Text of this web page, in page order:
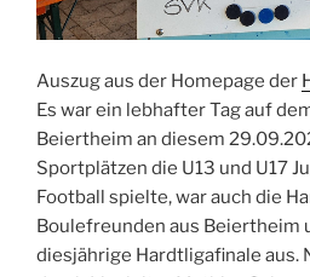
Auszug aus der Homepage der
Es war ein lebhafter Tag auf
Beiertheim an diesem
Sportplätzen die U13 und U17
Football spielte, war auch die
Boulefreunden aus Beiertheim
diesjährige Hardtligafinale aus.